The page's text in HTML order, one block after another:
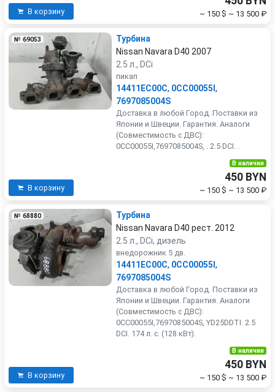
В корзину ~ 150 $ ~ 13 500 ₽
№ 69053
Турбина
Nissan Navara D40 2007
2.5 л., DCi
пикап
14411EC00C, 0CC00055I ,
7697085004S
Доставка в любой Город. Поставки из
Японии и Швеции. Гарантия. Аналоги
(Совместимость с ДВС):
0CC00055I,7697085004S, . 2.5 DCI. .
В корзину
В наличии
450 BYN
~ 150 $ ~ 13 500 ₽
№ 68880
Турбина
Nissan Navara D40 рест. 2012
2.5 л., DCi, дизель
внедорожник 5 дв.
14411EC00C, 0CC00055I ,
7697085004S
Доставка в любой Город. Поставки из
Японии и Швеции. Гарантия. Аналоги
(Совместимость с ДВС):
0CC00055I,7697085004S, YD25DDTI. 2.5
DCI. 174 л. с. (128 кВт).
В корзину
В наличии
450 BYN
~ 150 $ ~ 13 500 ₽